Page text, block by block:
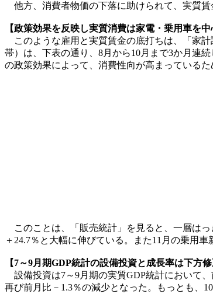
他方、消費者物価の下落に助けられて、実質賃
【政策効果を反映し実質消費は家電・乗用車を中
このような雇用と実質賃金の底打ちは、「家
帯）は、下表の通り、8月から10月まで3か月連
の政策効果によって、消費性向が高まっているた
このことは、「販売統計」を見ると、一層はっ
＋24.7％と大幅に伸びている。また11月の乗用
【7～9月期GDP統計の設備投資と成長率は下方修
設備投資は7～9月期の実質GDP統計において
再び前月比－1.3％の減少となった。もっとも、